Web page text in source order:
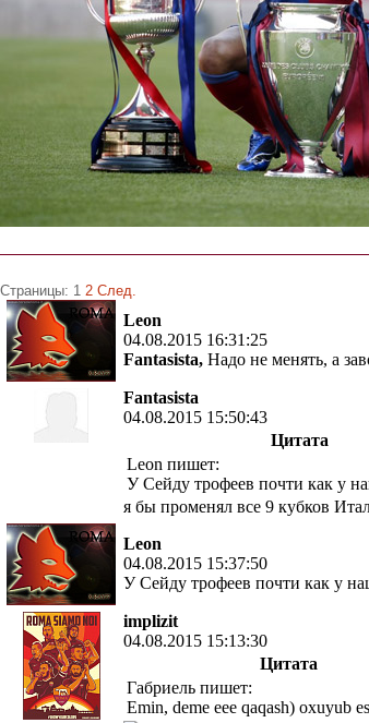
Страницы: 1 2 След.
Leon
04.08.2015 16:31:25
Fantasista, Надо не менять, а
Fantasista
04.08.2015 15:50:43
Цитата
Leon пишет:
У Сейду трофеев почти как у
я бы променял все 9 кубков
Leon
04.08.2015 15:37:50
У Сейду трофеев почти как у
implizit
04.08.2015 15:13:30
Цитата
Габриель пишет:
Emin, deme eee qaqash) oxuyub